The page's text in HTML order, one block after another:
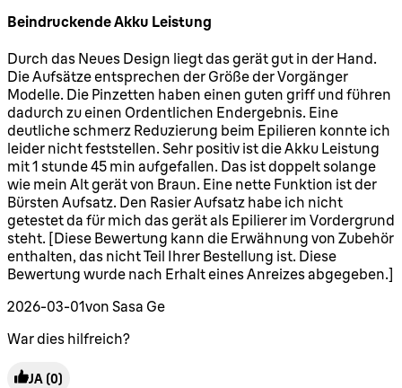
Beindruckende Akku Leistung
5 Sterne von maximal 5
Durch das Neues Design liegt das gerät gut in der Hand.
Die Aufsätze entsprechen der Größe der Vorgänger
Modelle. Die Pinzetten haben einen guten griff und führen
dadurch zu einen Ordentlichen Endergebnis. Eine
deutliche schmerz Reduzierung beim Epilieren konnte ich
leider nicht feststellen. Sehr positiv ist die Akku Leistung
mit 1 stunde 45 min aufgefallen. Das ist doppelt solange
wie mein Alt gerät von Braun. Eine nette Funktion ist der
Bürsten Aufsatz. Den Rasier Aufsatz habe ich nicht
getestet da für mich das gerät als Epilierer im Vordergrund
steht. [Diese Bewertung kann die Erwähnung von Zubehör
enthalten, das nicht Teil Ihrer Bestellung ist. Diese
Bewertung wurde nach Erhalt eines Anreizes abgegeben.]
2026-03-01von Sasa Ge
War dies hilfreich?
JA (0)